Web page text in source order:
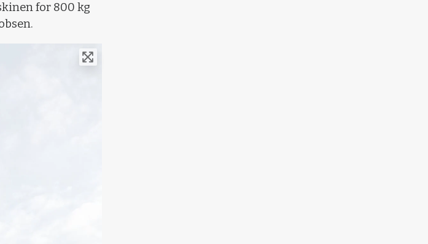
for 800 kg